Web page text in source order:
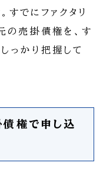
でにファクタリ
の売掛債権を、す
っかり把握して
権で申し込